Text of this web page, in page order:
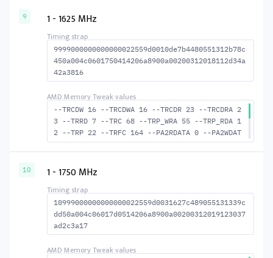
MACTWR 47 --RAS2RAS 148 --RP 39 --WRPLUSRP 4
9 1 - 1625 MHz
9999000000000000022559d0010de7b4480551312b78c
450a004c0601750414206a8900a00200312018112d34a
42a3816
--TRCDW 16 --TRCDWA 16 --TRCDR 23 --TRCDRA 2
3 --TRRD 7 --TRC 68 --TRP_WRA 55 --TRP_RDA 1
2 --TRP 22 --TRFC 164 --PA2RDATA 0 --PA2WDAT
A 0 --TFAW 12 --TCRCRL 2 --TCRCWL 6 --TFAW32
-ACTWR 52 --RAS2RAS 164 --RP 42 --WRPLUSRP 5
10 1 - 1750 MHz
10999000000000000022559d0031627c489055131339c
dd50a004c06017d0514206a8900a00200312019123037
ad2c3a17